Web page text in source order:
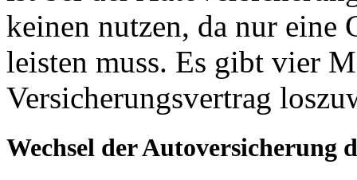
keinen nutzen, da nur eine
leisten muss. Es gibt vier
Versicherungsvertrag
Wechsel der Autoversicherung